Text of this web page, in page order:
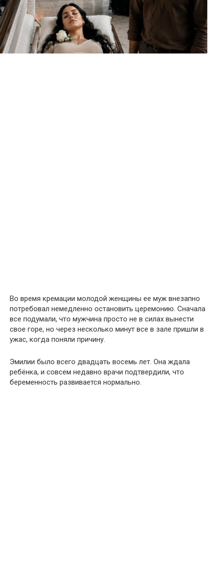
Во время кремации молодой женщины ее муж внезапно
потребовал немедленно остановить церемонию. Сначала
все подумали, что мужчина просто не в силах вынести
свое горе, но через несколько минут все в зале пришли в
ужас, когда поняли причину.
Эмилии было всего двадцать восемь лет. Она ждала
ребёнка, и совсем недавно врачи подтвердили, что
беременность развивается нормально.